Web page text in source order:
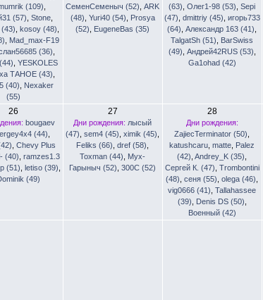
(109)
(57) ,Stone
(43) ,kosoy (48)
Mad_max-F19
(36)
,YESKOLES
ТАНОЕ (43)
(40)
Nexaker
(55)
СеменСеменыч (52) ,ARK
(48) Yuri40 (54)
Prosya
(52)
EugeneBas (35)
(63) ,Олег1-98 (53) ,Sepi
(47) dmittriy (45) игорь733
(64) ,Александр 163 (41)
TalgatSh (51)
BarSwiss
(49) Андрей42RUS (53)
Ga1ohad (42)
26
bougaev
(44)
,Chevy Plus
(40) ramzes1.3
(51) letiso (39)
(49)
27
Дни рождения: лысый
(47) ,sem4 (45) ,ximik (45)
Feliks (66) ,dref (58)
Toxman (44)
Мух-
Гарыныч (52) ,300С (52)
28
Дни рождения:
ZajiecTerminator (50)
katushcaru ,matte Palez
(42) ,Andrey_K (35)
Сергей К. (47) Trombontini
(48) ,сеня (55) ,olega (46)
vig0666 (41) ,Tallahassee
(39)
Denis DS (50)
Военный (42)